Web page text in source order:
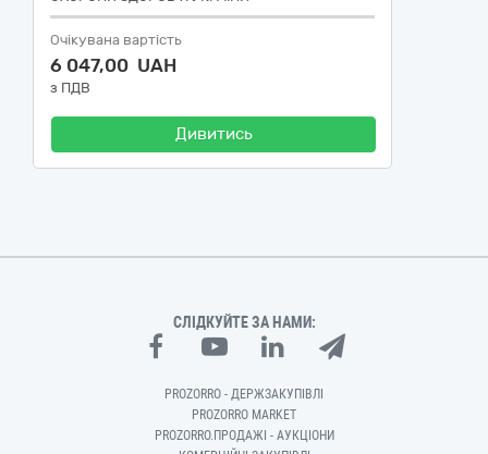
Очікувана вартість
6 047,00 UAH
з ПДВ
Дивитись
СЛІДКУЙТЕ ЗА НАМИ:
PROZORRO - ДЕРЖЗАКУПІВЛІ
PROZORRO MARKET
PROZORRO.ПРОДАЖІ - АУКЦІОНИ